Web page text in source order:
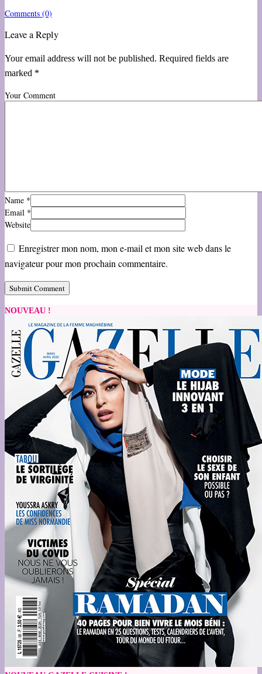
Comments (0)
Leave a Reply
Your email address will not be published. Required fields are
marked *
Your Comment
Name *
Email *
Website
Enregistrer mon nom, mon e-mail et mon site web dans le
navigateur pour mon prochain commentaire.
NOUVEAU !